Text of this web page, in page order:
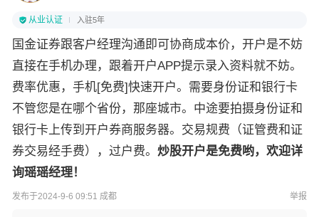
从业认证 入驻5年
国金证券跟客户经理沟通即可协商成本价，开户是不妨
直接在手机办理，跟着开户APP提示录入资料就不妨。
费率优惠，手机[免费]快速开户。需要身份证和银行卡
不管您是在哪个省份，那座城市。中途要拍摄身份证和
银行卡上传到开户券商服务器。交易规费（证管费和证
券交易经手费），过户费。 炒股开户是免费哟，欢迎详
询瑶瑶经理！
发布于2024-9-6 09:51 成都 举报